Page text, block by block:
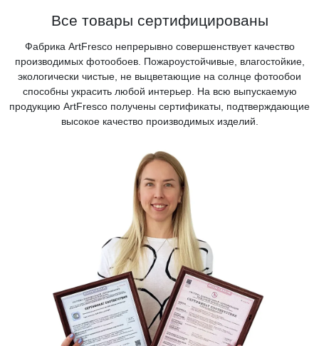
Все товары сертифицированы
Фабрика ArtFresco непрерывно совершенствует качество
производимых фотообоев. Пожароустойчивые, влагостойкие,
экологически чистые, не выцветающие на солнце фотообои
способны украсить любой интерьер. На всю выпускаемую
продукцию ArtFresco получены сертификаты, подтверждающие
высокое качество производимых изделий.